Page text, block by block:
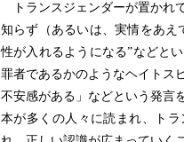
トランスジェンダーが置かれ
知らず（あるいは、実情をあえ
性が入れるようになる”などと
罪者であるかのようなヘイトス
不安感がある」などという発言
本が多くの人々に読まれ、ト